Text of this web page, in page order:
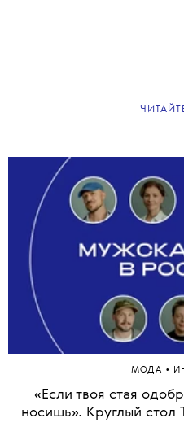
МОДА •
«Если твоя стая
носишь». Круглый